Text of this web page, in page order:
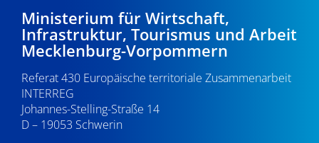
Ministerium für Wirtschaft,
Infrastruktur, Tourismus und Arbeit
Mecklenburg-Vorpommern
Referat 430 Europäische territoriale Zusammenarbeit
INTERREG
Johannes-Stelling-Straße 14
D – 19053 Schwerin